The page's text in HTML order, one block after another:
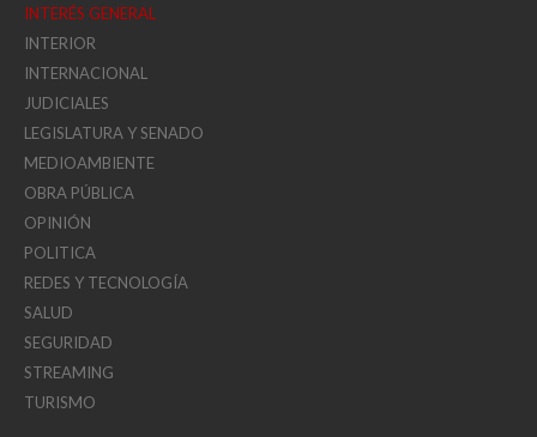
INTERÉS GENERAL
INTERIOR
INTERNACIONAL
JUDICIALES
LEGISLATURA Y SENADO
MEDIOAMBIENTE
OBRA PÚBLICA
OPINIÓN
POLITICA
REDES Y TECNOLOGÍA
SALUD
SEGURIDAD
STREAMING
TURISMO